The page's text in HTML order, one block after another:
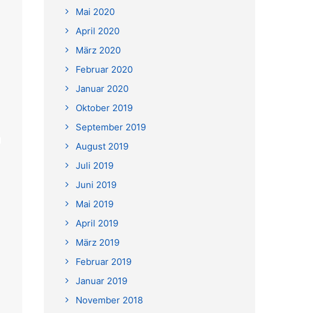
Mai 2020
April 2020
März 2020
Februar 2020
Januar 2020
Oktober 2019
September 2019
August 2019
Juli 2019
Juni 2019
Mai 2019
April 2019
März 2019
Februar 2019
Januar 2019
November 2018